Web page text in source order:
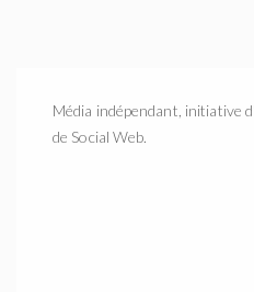
Média indépendant, initiative
de Social Web.